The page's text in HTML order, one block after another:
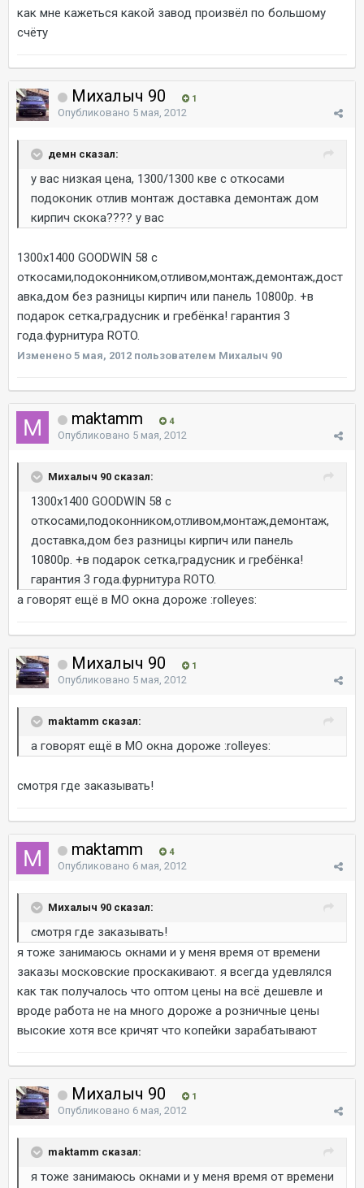
как мне кажеться какой завод произвёл по большому
счёту
Михалыч 90 1
Опубликовано 5 мая, 2012
демн сказал:
у вас низкая цена, 1300/1300 кве с откосами
подоконик отлив монтаж доставка демонтаж дом
кирпич скока???? у вас
1300х1400 GOODWIN 58 с
откосами,подоконником,отливом,монтаж,демонтаж,дост
авка,дом без разницы кирпич или панель 10800р. +в
подарок сетка,градусник и гребёнка! гарантия 3
года.фурнитура ROTO.
Изменено 5 мая, 2012 пользователем Михалыч 90
maktamm 4
Опубликовано 5 мая, 2012
Михалыч 90 сказал:
1300х1400 GOODWIN 58 с
откосами,подоконником,отливом,монтаж,демонтаж,
доставка,дом без разницы кирпич или панель
10800р. +в подарок сетка,градусник и гребёнка!
гарантия 3 года.фурнитура ROTO.
а говорят ещё в МО окна дороже :rolleyes:
Михалыч 90 1
Опубликовано 5 мая, 2012
maktamm сказал:
а говорят ещё в МО окна дороже :rolleyes:
смотря где заказывать!
maktamm 4
Опубликовано 6 мая, 2012
Михалыч 90 сказал:
смотря где заказывать!
я тоже занимаюсь окнами и у меня время от времени
заказы московские проскакивают. я всегда удевлялся
как так получалось что оптом цены на всё дешевле и
вроде работа не на много дороже а розничные цены
высокие хотя все кричят что копейки зарабатывают
Михалыч 90 1
Опубликовано 6 мая, 2012
maktamm сказал:
я тоже занимаюсь окнами и у меня время от времени